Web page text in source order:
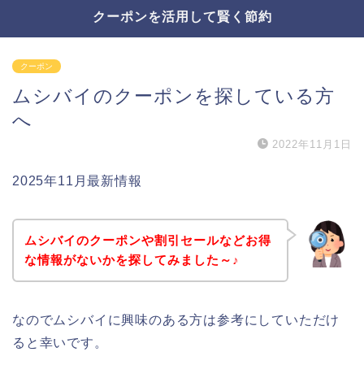
クーポンを活用して賢く節約
クーポン
ムシバイのクーポンを探している方
へ
2022年11月1日
2025年11月最新情報
ムシバイのクーポンや割引セールなどお得
な情報がないかを探してみました～♪
なのでムシバイに興味のある方は参考にしていただけ
ると幸いです。